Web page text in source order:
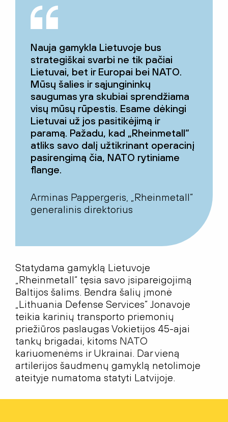
Nauja gamykla Lietuvoje bus
strategiškai svarbi ne tik pačiai
Lietuvai, bet ir Europai bei NATO.
Mūsų šalies ir sąjungininkų
saugumas yra skubiai sprendžiama
visų mūsų rūpestis. Esame dėkingi
Lietuvai už jos pasitikėjimą ir
paramą. Pažadu, kad „Rheinmetall“
atliks savo dalį užtikrinant operacinį
pasirengimą čia, NATO rytiniame
flange.
Arminas Pappergeris, „Rheinmetall“
generalinis direktorius
Statydama gamyklą Lietuvoje
„Rheinmetall“ tęsia savo įsipareigojimą
Baltijos šalims. Bendra šalių įmonė
„Lithuania Defense Services“ Jonavoje
teikia karinių transporto priemonių
priežiūros paslaugas Vokietijos 45-ajai
tankų brigadai kitoms NATO
kariuomenėms ir Ukrainai. Darvieną
artilerijos šaudmenų gamyklą netolimoje
ateityje numatoma statyti Latvijoje.